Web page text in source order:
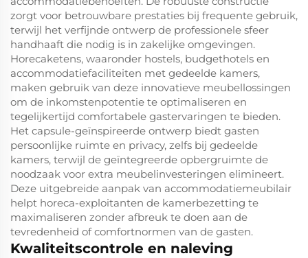
zorgt voor betrouwbare prestaties bij frequente gebruik,
terwijl het verfijnde ontwerp de professionele sfeer
handhaaft die nodig is in zakelijke omgevingen.
Horecaketens, waaronder hostels, budgethotels en
accommodatiefaciliteiten met gedeelde kamers,
maken gebruik van deze innovatieve meubellossingen
om de inkomstenpotentie te optimaliseren en
tegelijkertijd comfortabele gastervaringen te bieden.
Het capsule-geïnspireerde ontwerp biedt gasten
persoonlijke ruimte en privacy, zelfs bij gedeelde
kamers, terwijl de geïntegreerde opbergruimte de
noodzaak voor extra meubelinvesteringen elimineert.
Deze uitgebreide aanpak van accommodatiemeubilair
helpt horeca-exploitanten de kamerbezetting te
maximaliseren zonder afbreuk te doen aan de
tevredenheid of comfortnormen van de gasten.
Kwaliteitscontrole en naleving